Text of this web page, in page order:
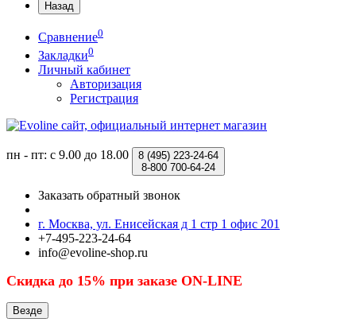
Назад
Сравнение0
Закладки0
Личный кабинет
Авторизация
Регистрация
пн - пт: с 9.00 до 18.00 8 (495) 223-24-64
8-800 700-64-24
Заказать обратный звонок
г. Москва, ул. Енисейская д 1 стр 1 офис 201
+7-495-223-24-64
info@evoline-shop.ru
Скидка до 15% при заказе ON-LINE
Везде